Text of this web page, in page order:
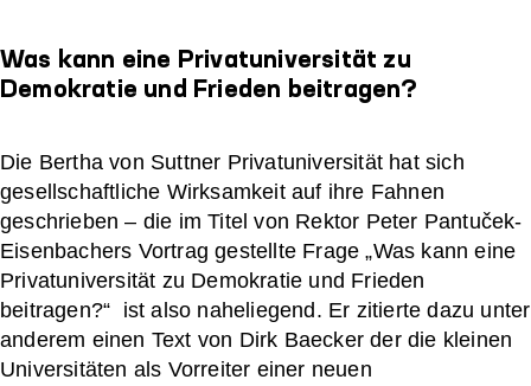
Was kann eine Privatuniversität zu
Demokratie und Frieden beitragen?
Die Bertha von Suttner Privatuniversität hat sich
gesellschaftliche Wirksamkeit auf ihre Fahnen
geschrieben – die im Titel von Rektor Peter Pantuček-
Eisenbachers Vortrag gestellte Frage „Was kann eine
Privatuniversität zu Demokratie und Frieden
beitragen?“ ist also naheliegend. Er zitierte dazu unter
anderem einen Text von Dirk Baecker der die kleinen
Universitäten als Vorreiter einer neuen